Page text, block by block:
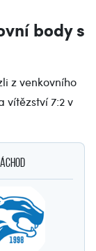
body s
z venkovního
vítězství 7:2 v